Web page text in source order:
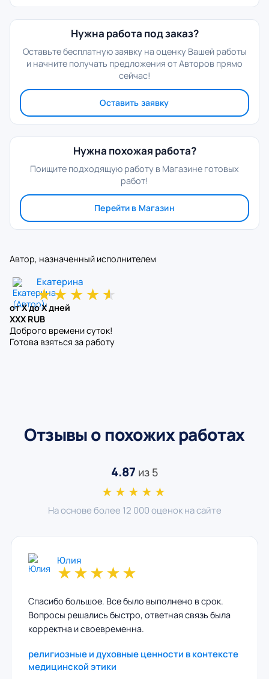
Нужна работа под заказ?
Оставьте бесплатную заявку на оценку Вашей работы
и начните получать предложения от Авторов прямо
сейчас!
Оставить заявку
Нужна похожая работа?
Поищите подходящую работу в Магазине готовых
работ!
Перейти в Магазин
Автор, назначенный исполнителем
Екатерина
★★★★★
от X до X дней
XXX RUB
Доброго времени суток!
Готова взяться за работу
Отзывы о похожих работах
4.87 из 5
★★★★★
На основе более 12 000 оценок на сайте
Юлия
★★★★★
Спасибо большое. Все было выполнено в срок.
Вопросы решались быстро, ответная связь была
корректна и своевременна.
религиозные и духовные ценности в контексте
медицинской этики